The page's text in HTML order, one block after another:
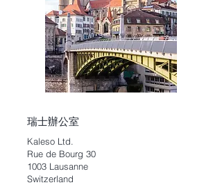
瑞士辦公室
Kaleso Ltd.
Rue de Bourg 30
1003 Lausanne
Switzerland